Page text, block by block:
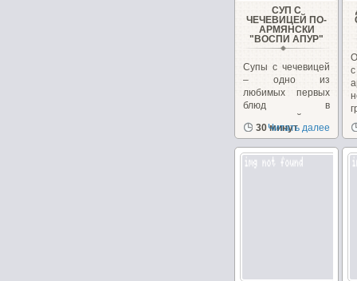
СУП С
ЧЕЧЕВИЦЕЙ ПО-
АРМЯНСКИ
"ВОСПИ АПУР"
Супы с чечевицей
– одно из
любимых первых
блюд в
закавказской
кухне, в Армении...
30 минут
Читать далее